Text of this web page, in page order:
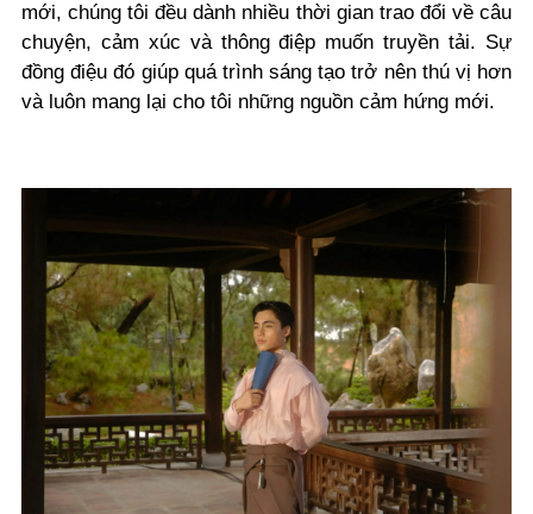
mới, chúng tôi đều dành nhiều thời gian trao đổi về câu
chuyện, cảm xúc và thông điệp muốn truyền tải. Sự
đồng điệu đó giúp quá trình sáng tạo trở nên thú vị hơn
và luôn mang lại cho tôi những nguồn cảm hứng mới.